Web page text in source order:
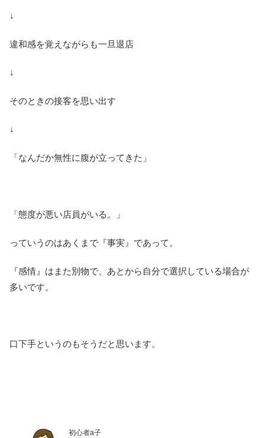
↓
違和感を覚えながらも一旦退店
↓
そのときの接客を思い出す
↓
「なんだか無性に腹が立ってきた」
「態度が悪い店員がいる。」
っていうのはあくまで『事実』であって。
『感情』はまた別物で、あとから自分で選択している場合が
多いです。
口下手というのもそうだと思います。
初心者a子